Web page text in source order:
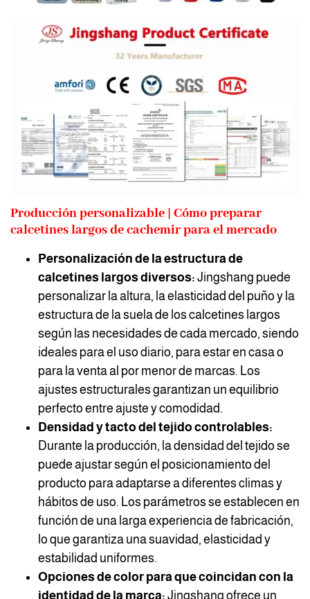
Producción personalizable | Cómo preparar
calcetines largos de cachemir para el mercado
Personalización de la estructura de
calcetines largos diversos: Jingshang puede
personalizar la altura, la elasticidad del puño y la
estructura de la suela de los calcetines largos
según las necesidades de cada mercado, siendo
ideales para el uso diario, para estar en casa o
para la venta al por menor de marcas. Los
ajustes estructurales garantizan un equilibrio
perfecto entre ajuste y comodidad.
Densidad y tacto del tejido controlables:
Durante la producción, la densidad del tejido se
puede ajustar según el posicionamiento del
producto para adaptarse a diferentes climas y
hábitos de uso. Los parámetros se establecen en
función de una larga experiencia de fabricación,
lo que garantiza una suavidad, elasticidad y
estabilidad uniformes.
Opciones de color para que coincidan con la
identidad de la marca: Jingshang ofrece un